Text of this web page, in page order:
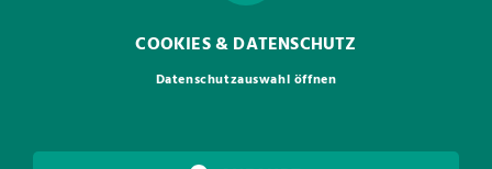
COOKIES & DATENSCHUTZ
Datenschutzauswahl öffnen